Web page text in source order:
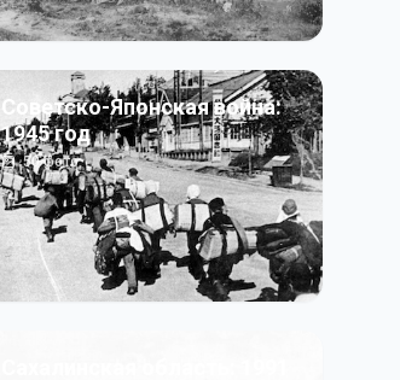
Советско-Японская война:
1945 год
50фото